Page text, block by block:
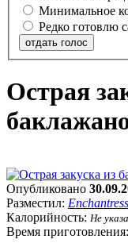
Минимальное
Редко готовлю
отдать голос
Острая
Опубликовано
Разместил: Enchantress
Калорийность: Не
Время приготовления: